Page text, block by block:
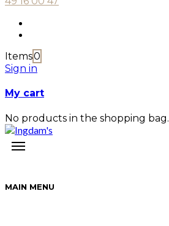
Items0
Sign in
My cart
No products in the shopping bag.
MAIN MENU